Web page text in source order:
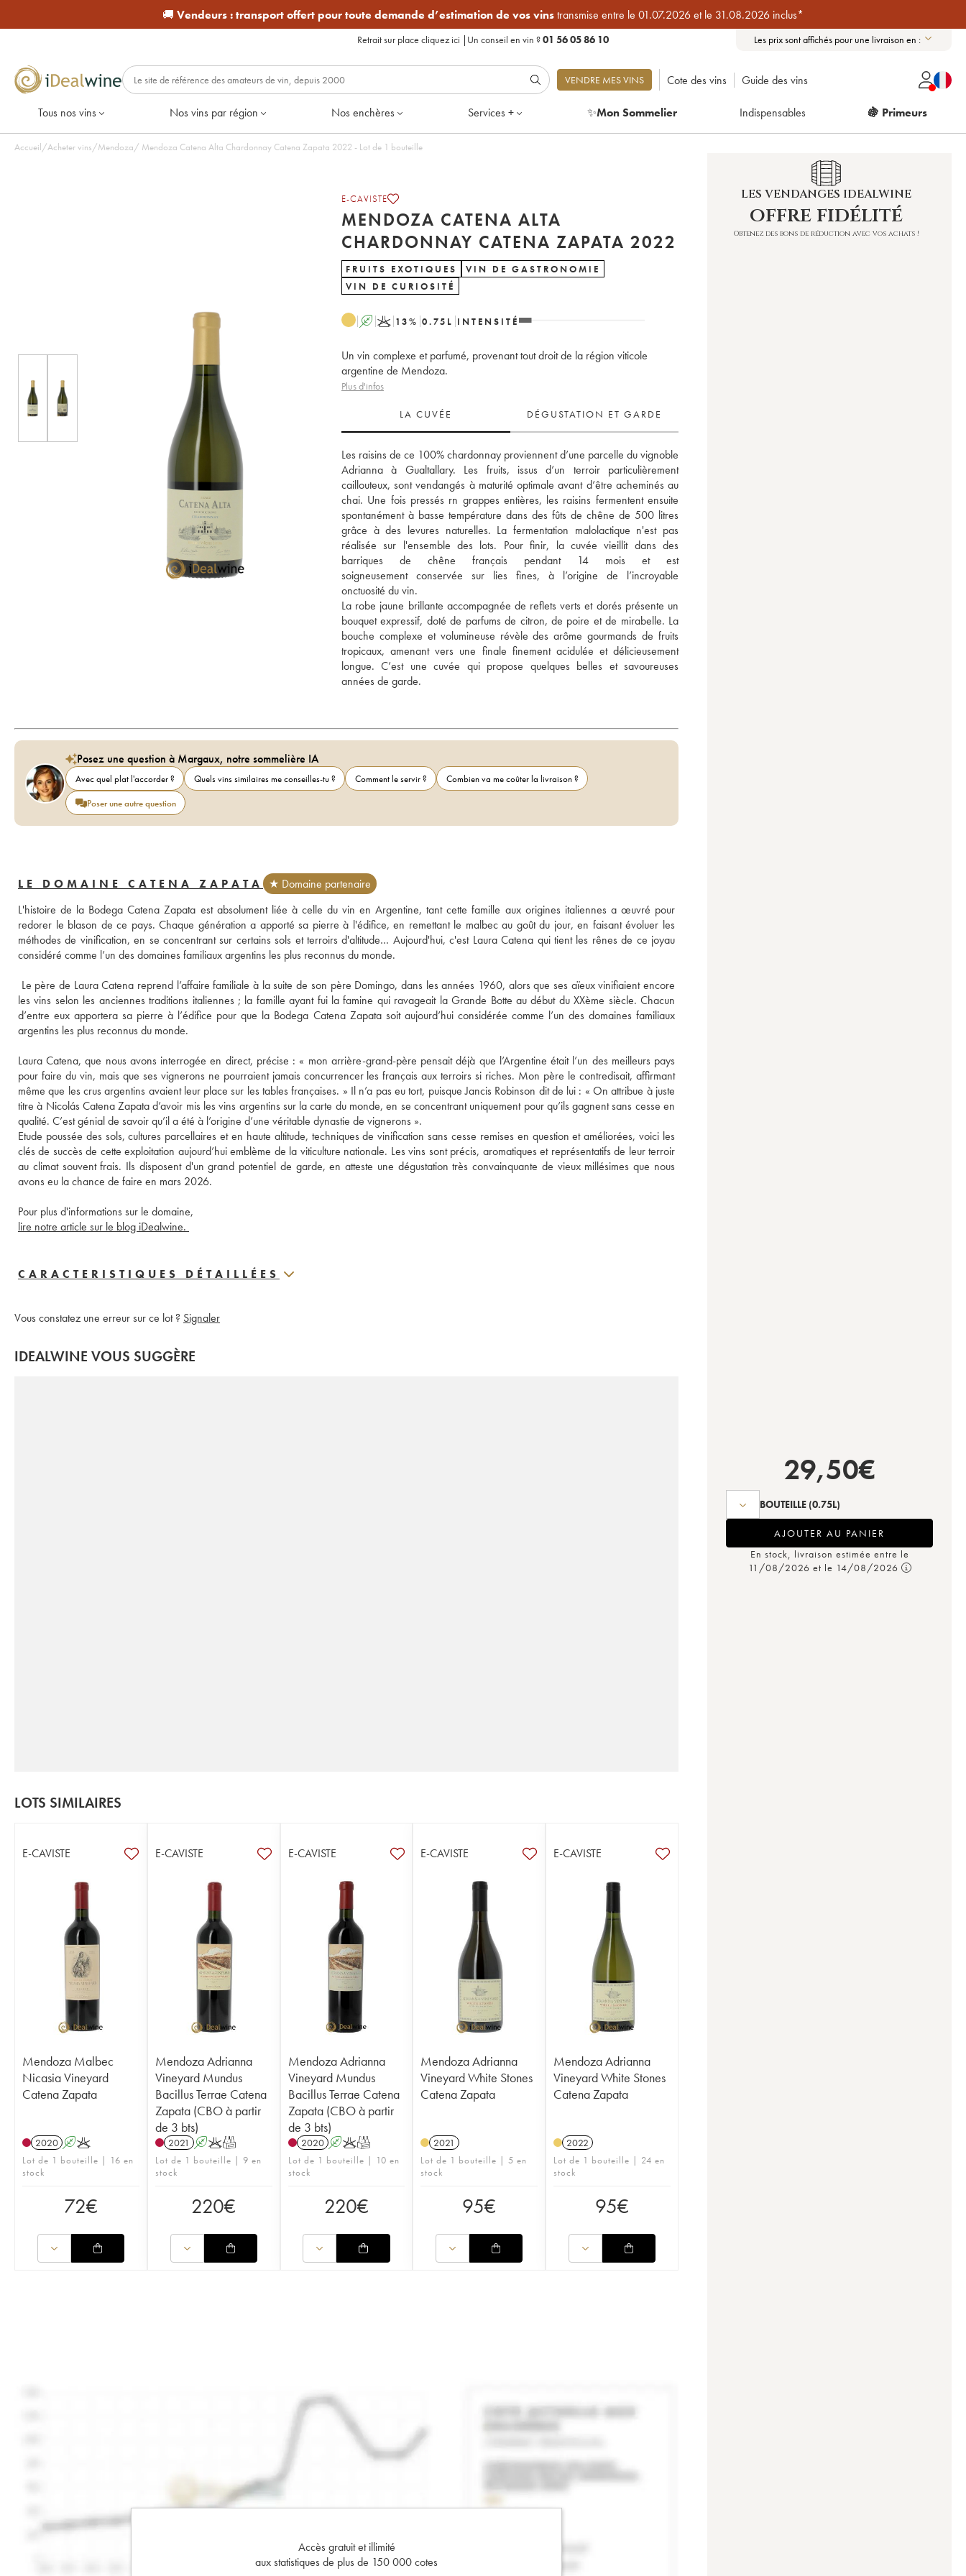
🚚 Vendeurs :transport offert pour toute demande d’estimation de vos vinstransmise entre le 01.07.2026 et le 31.08.2026 inclus*
Retrait sur place cliquez ici | Un conseil en vin ?01 56 05 86 10 Les prix sont affichés pour une livraison en :
VENDRE MES VINS Cote des vins Guide des vins
Tous nos vins Nos vins par région Nos enchères Services + ✨Mon Sommelier Indispensables 🍇 Primeurs
Accueil/Acheter vins/Mendoza/ Mendoza Catena Alta Chardonnay Catena Zapata 2022 - Lot de 1 bouteille
E-CAVISTE
MENDOZA CATENA ALTA
CHARDONNAY CATENA ZAPATA 2022
FRUITS EXOTIQUES
VIN DE GASTRONOMIE
VIN DE CURIOSITÉ
A K 13% 0.75 L INTENSITÉ
Un vin complexe et parfumé, provenant tout droit de la région viticole
argentine de Mendoza.
Plus d'infos
LA CUVÉE DÉGUSTATION ET GARDE
Les raisins de ce 100% chardonnay proviennent d’une parcelle du vignoble
Adrianna à Gualtallary. Les fruits, issus d’un terroir particulièrement
caillouteux, sont vendangés à maturité optimale avant d’être acheminés au
chai. Une fois pressés rn grappes entières, les raisins fermentent ensuite
spontanément à basse température dans des fûts de chêne de 500 litres
grâce à des levures naturelles. La fermentation malolactique n'est pas
réalisée sur l'ensemble des lots. Pour finir, la cuvée vieillit dans des
barriques de chêne français pendant 14 mois et est
soigneusement conservée sur lies fines, à l’origine de l’incroyable
onctuosité du vin.
La robe jaune brillante accompagnée de reflets verts et dorés présente un
bouquet expressif, doté de parfums de citron, de poire et de mirabelle. La
bouche complexe et volumineuse révèle des arôme gourmands de fruits
tropicaux, amenant vers une finale finement acidulée et délicieusement
longue. C’est une cuvée qui propose quelques belles et savoureuses
années de garde.
Posez une question à Margaux, notre sommelière IA
Avec quel plat l'accorder ? Quels vins similaires me conseilles-tu ? Comment le servir ?
Combien va me coûter la livraison ?
Poser une autre question
LE DOMAINE CATENA ZAPATA
★ Domaine partenaire
L'histoire de la Bodega Catena Zapata est absolument liée à celle du vin en Argentine, tant cette famille aux origines italiennes a œuvré pour
redorer le blason de ce pays. Chaque génération a apporté sa pierre à l'édifice, en remettant le malbec au goût du jour, en faisant évoluer les
méthodes de vinification, en se concentrant sur certains sols et terroirs d'altitude… Aujourd'hui, c'est Laura Catena qui tient les rênes de ce joyau
considéré comme l’un des domaines familiaux argentins les plus reconnus du monde.
Le père de Laura Catena reprend l’affaire familiale à la suite de son père Domingo, dans les années 1960, alors que ses aïeux vinifiaient encore
les vins selon les anciennes traditions italiennes ; la famille ayant fui la famine qui ravageait la Grande Botte au début du XXème siècle. Chacun
d’entre eux apportera sa pierre à l’édifice pour que la Bodega Catena Zapata soit aujourd’hui considérée comme l’un des domaines familiaux
argentins les plus reconnus du monde.
Laura Catena, que nous avons interrogée en direct, précise : « mon arrière-grand-père pensait déjà que l’Argentine était l’un des meilleurs pays
pour faire du vin, mais que ses vignerons ne pourraient jamais concurrencer les français aux terroirs si riches. Mon père le contredisait, affirmant
même que les crus argentins avaient leur place sur les tables françaises. » Il n’a pas eu tort, puisque Jancis Robinson dit de lui : « On attribue à juste
titre à Nicolás Catena Zapata d’avoir mis les vins argentins sur la carte du monde, en se concentrant uniquement pour qu’ils gagnent sans cesse en
qualité. C’est génial de savoir qu’il a été à l’origine d’une véritable dynastie de vignerons ».
Etude poussée des sols, cultures parcellaires et en haute altitude, techniques de vinification sans cesse remises en question et améliorées, voici les
clés de succès de cette exploitation aujourd’hui emblème de la viticulture nationale. Les vins sont précis, aromatiques et représentatifs de leur terroir
au climat souvent frais. Ils disposent d'un grand potentiel de garde, en atteste une dégustation très convainquante de vieux millésimes que nous
avons eu la chance de faire en mars 2026.
Pour plus d'informations sur le domaine,
lire notre article sur le blog iDealwine.
CARACTERISTIQUES DÉTAILLÉES
Vous constatez une erreur sur ce lot ? Signaler
IDEALWINE VOUS SUGGÈRE
LOTS SIMILAIRES
E-CAVISTE
Mendoza Malbec
Nicasia Vineyard
Catena Zapata
2020 AK
Lot de 1 bouteille | 16 en
stock
72€
E-CAVISTE
Mendoza Adrianna
Vineyard Mundus
Bacillus Terrae Catena
Zapata (CBO à partir
de 3 bts)
2021 AKT
Lot de 1 bouteille | 9 en
stock
220€
E-CAVISTE
Mendoza Adrianna
Vineyard Mundus
Bacillus Terrae Catena
Zapata (CBO à partir
de 3 bts)
2020 AKT
Lot de 1 bouteille | 10 en
stock
220€
E-CAVISTE
Mendoza Adrianna
Vineyard White Stones
Catena Zapata
2021
Lot de 1 bouteille | 5 en
stock
95€
E-CAVISTE
Mendoza Adrianna
Vineyard White Stones
Catena Zapata
2022
Lot de 1 bouteille | 24 en
stock
95€
Accès gratuit et illimité
aux statistiques de plus de 150 000 cotes
LES VENDANGES IDEALWINE
offre fidélité
Obtenez des bons de réduction avec vos achats !
29,50€
BOUTEILLE (0.75L)
AJOUTER AU PANIER
En stock, livraison estimée entre le
11/08/2026 et le 14/08/2026